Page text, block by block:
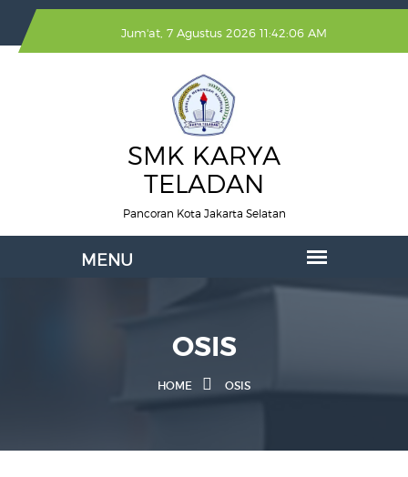
Jum'at, 7 Agustus 2026 11:42:06 AM
SMK KARYA
TELADAN
Pancoran Kota Jakarta Selatan
OSIS
HOME OSIS